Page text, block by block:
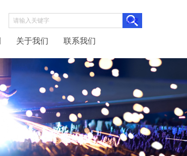
关于我们 联系我们